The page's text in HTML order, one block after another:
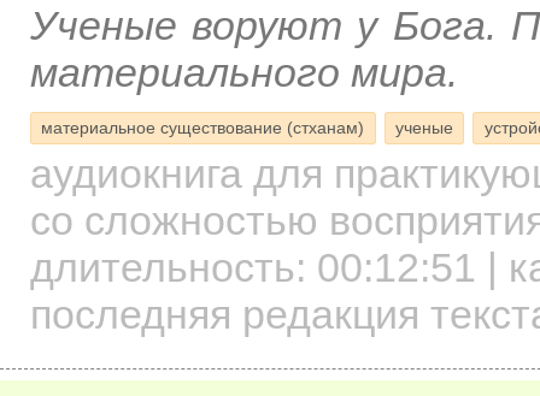
Ученые воруют у Бога.
материального мира.
материальное существование (стханам) ученые
аудиокнига для
со сложностью
длительность: 00:12:51 |
последняя редакция